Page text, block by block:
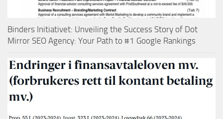
Binders Initiativet: Unveiling the Success Story of Dot
Mirror SEO Agency: Your Path to #1 Google Rankings